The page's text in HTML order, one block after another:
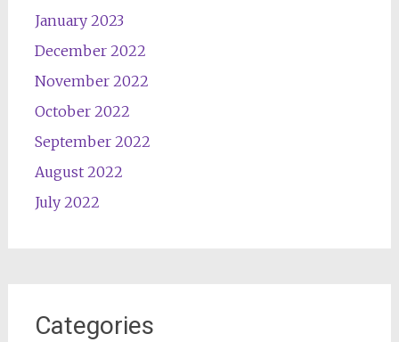
January 2023
December 2022
November 2022
October 2022
September 2022
August 2022
July 2022
Categories